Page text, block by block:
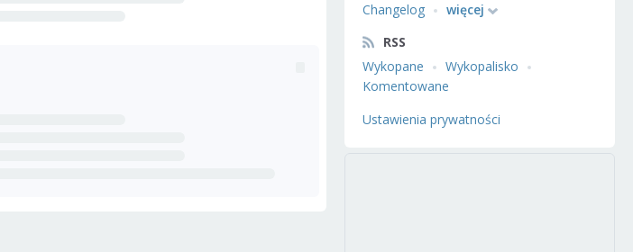
Changelog
więcej
RSS
Wykopane
Wykopalisko
Komentowane
Ustawienia prywatności